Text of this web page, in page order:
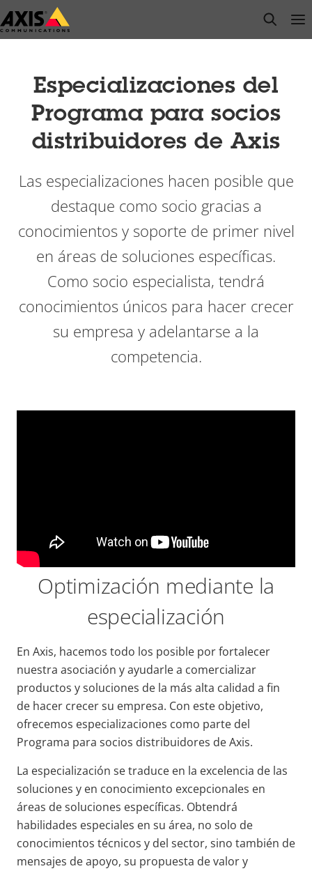
Saltar
al
open
Especializaciones del
Programa para socios
distribuidores de Axis
Las especializaciones hacen posible que
destaque como socio gracias a
conocimientos y soporte de primer nivel
en áreas de soluciones específicas.
Como socio especialista, tendrá
conocimientos únicos para hacer crecer
su empresa y adelantarse a la
competencia.
Optimización mediante la
especialización
En Axis, hacemos todo los posible por fortalecer
nuestra asociación y ayudarle a comercializar
productos y soluciones de la más alta calidad a fin
de hacer crecer su empresa. Con este objetivo,
ofrecemos especializaciones como parte del
Programa para socios distribuidores de Axis.
La especialización se traduce en la excelencia de las
soluciones y en conocimiento excepcionales en
áreas de soluciones específicas. Obtendrá
habilidades especiales en su área, no solo de
conocimientos técnicos y del sector, sino también de
mensajes de apoyo, su propuesta de valor y